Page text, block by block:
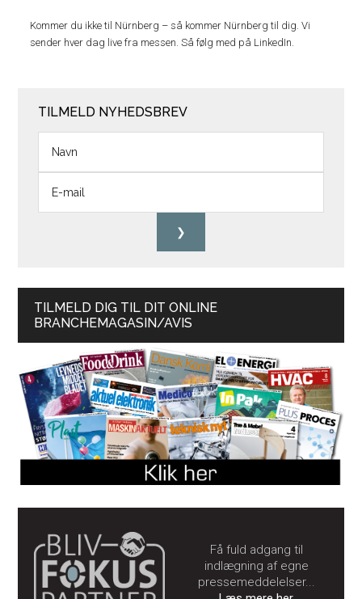
Kommer du ikke til Nürnberg – så kommer Nürnberg til dig. Vi
sender hver dag live fra messen. Så følg med på LinkedIn.
TILMELD NYHEDSBREV
TILMELD DIG TIL DIT ONLINE
BRANCHEMAGASIN/AVIS
Få fuld adgang til
indlægning af egne
pressemeddelelser...